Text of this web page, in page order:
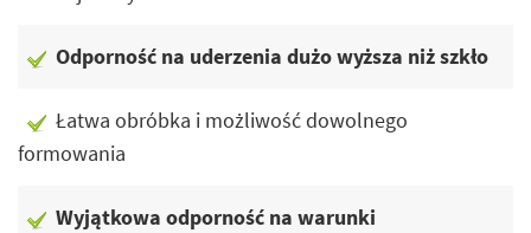
Odporność na uderzenia dużo wyższa niż szkło
Łatwa obróbka i możliwość dowolnego
formowania
Wyjątkowa odporność na warunki